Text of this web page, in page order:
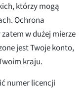
którzy mogą
Ochrona
w dużej mierze
jest Twoje konto,
kraju.
numer licencji